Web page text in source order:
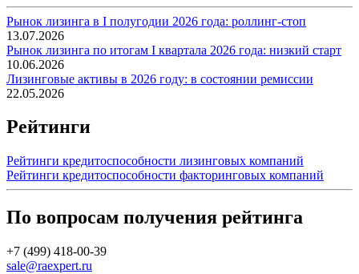
Рынок лизинга в I полугодии 2026 года: роллинг-стоп
13.07.2026
Рынок лизинга по итогам I квартала 2026 года: низкий старт
10.06.2026
Лизинговые активы в 2026 году: в состоянии ремиссии
22.05.2026
Рейтинги
Рейтинги кредитоспособности лизинговых компаний
Рейтинги кредитоспособности факторинговых компаний
По вопросам получения рейтинга
+7 (499) 418-00-39
sale@raexpert.ru